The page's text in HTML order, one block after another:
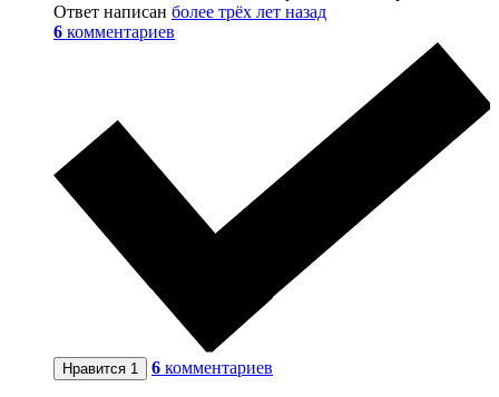
Ответ написан более трёх лет назад
6 комментариев
Нравится 1 6 комментариев